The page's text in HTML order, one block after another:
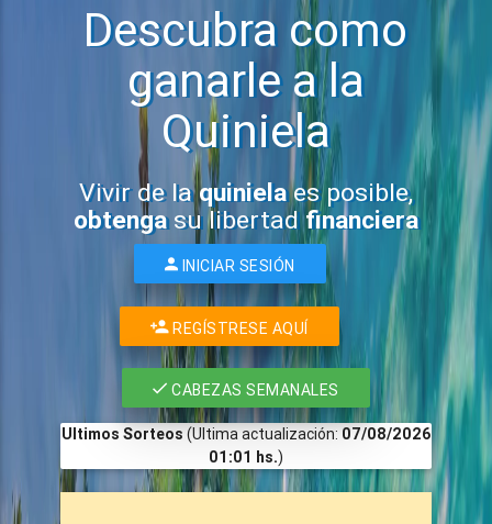
Descubra como
ganarle a la
Quiniela
Vivir de laquinielaes posible,
obtengasu libertadfinanciera
INICIAR SESIÓN
REGÍSTRESE AQUÍ
CABEZAS SEMANALES
Ultimos Sorteos (Ultima actualización: 07/08/2026
01:01 hs.)